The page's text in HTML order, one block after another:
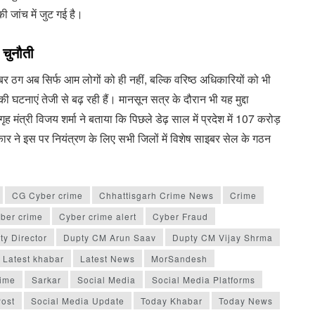
जांच में जुट गई है।
ठग अब सिर्फ आम लोगों को ही नहीं, बल्कि वरिष्ठ अधिकारियों को भी
घटनाएं तेजी से बढ़ रही हैं। मानसून सत्र के दौरान भी यह मुद्दा
मंत्री विजय शर्मा ने बताया कि पिछले डेढ़ साल में प्रदेश में 107 करोड़
ने इस पर नियंत्रण के लिए सभी जिलों में विशेष साइबर सेल के गठन
CG Cyber crime Chhattisgarh Crime News
Crime
crime
Cyber crime alert
Cyber Fraud
Director
Dupty CM Arun Saav
Dupty CM Vijay Shrma
Latest khabar
Latest News
MorSandesh
Sarkar Social Media
Social Media Platforms
Social Media Update Today Khabar Today News